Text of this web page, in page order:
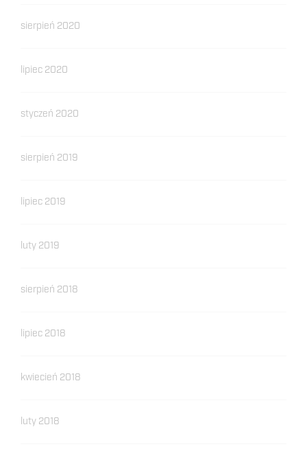
sierpień 2020
lipiec 2020
styczeń 2020
sierpień 2019
lipiec 2019
luty 2019
sierpień 2018
lipiec 2018
kwiecień 2018
luty 2018